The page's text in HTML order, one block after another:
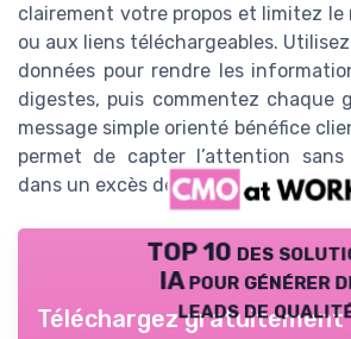
clairement votre propos et limitez le
ou aux liens téléchargeables.
données pour rendre les
digestes, puis commentez chaque
message simple orienté bénéfice
permet de capter l’attention
dans un excès de données.
TOP 10 des
IA pour générer
leads de
Téléchargez gratuitement